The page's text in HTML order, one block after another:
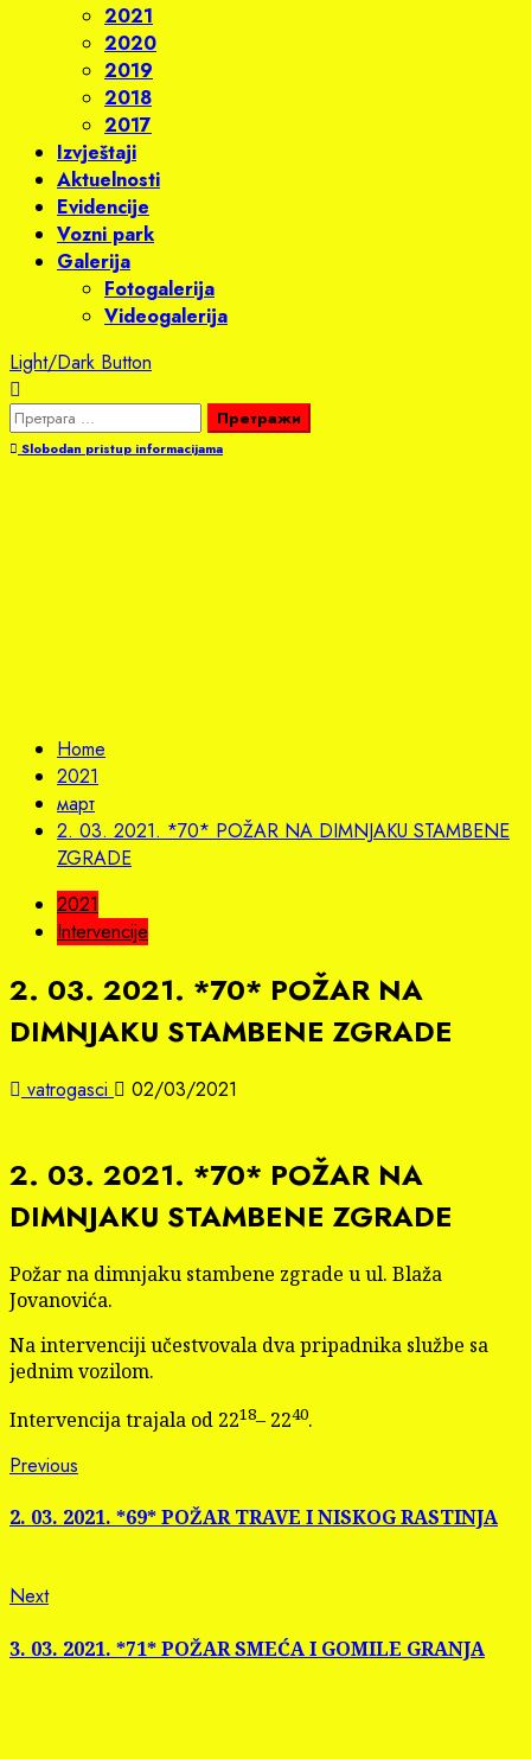
2021
2020
2019
2018
2017
Izvještaji
Aktuelnosti
Evidencije
Vozni park
Galerija
Fotogalerija
Videogalerija
Light/Dark Button
Претрага
за:Slobodan pristup informacijama
Home
2021
март
2. 03. 2021. *70* POŽAR NA DIMNJAKU STAMBENE
ZGRADE
2021
Intervencije
2. 03. 2021. *70* POŽAR NA
DIMNJAKU STAMBENE ZGRADE
vatrogasci 02/03/2021
2. 03. 2021. *70* POŽAR NA
DIMNJAKU STAMBENE ZGRADE
Požar na dimnjaku stambene zgrade u ul. Blaža
Jovanovića.
Na intervenciji učestvovala dva pripadnika službe sa
jednim vozilom.
Intervencija trajala od 2218– 2240.
Continue
Reading
Previous
2. 03. 2021. *69* POŽAR TRAVE I NISKOG RASTINJA
NextNext
3. 03. 2021. *71* POŽAR SMEĆA I GOMILE GRANJA